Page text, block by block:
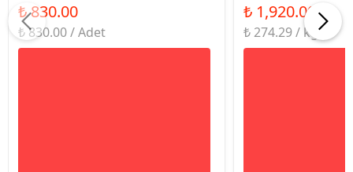
₺ 830.00
₺ 830.00 / Adet
₺ 1,920.00
₺ 274.29 / kg